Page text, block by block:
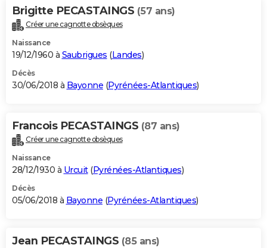
Brigitte PECASTAINGS (57 ans)
Créer une cagnotte obsèques
Naissance
19/12/1960 à Saubrigues (Landes)
Décès
30/06/2018 à Bayonne (Pyrénées-Atlantiques)
Francois PECASTAINGS (87 ans)
Créer une cagnotte obsèques
Naissance
28/12/1930 à Urcuit(Pyrénées-Atlantiques)
Décès
05/06/2018 à Bayonne (Pyrénées-Atlantiques)
Jean PECASTAINGS (85 ans)